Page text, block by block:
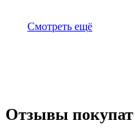
Смотреть ещё
Отзывы